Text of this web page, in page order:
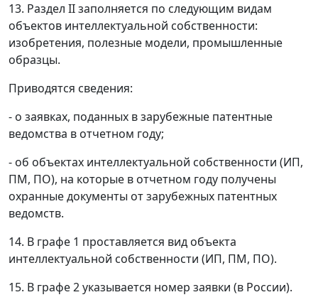
13. Раздел II заполняется по следующим видам
объектов интеллектуальной собственности:
изобретения, полезные модели, промышленные
образцы.
Приводятся сведения:
- о заявках, поданных в зарубежные патентные
ведомства в отчетном году;
- об объектах интеллектуальной собственности (ИП,
ПМ, ПО), на которые в отчетном году получены
охранные документы от зарубежных патентных
ведомств.
14. В графе 1 проставляется вид объекта
интеллектуальной собственности (ИП, ПМ, ПО).
15. В графе 2 указывается номер заявки (в России).